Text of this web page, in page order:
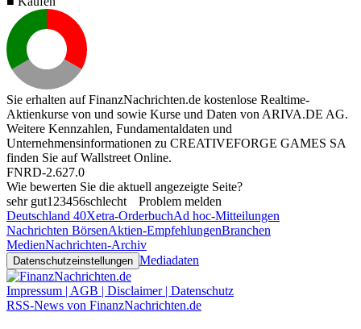
Sie erhalten auf FinanzNachrichten.de kostenlose Realtime-
Aktienkurse von und sowie Kurse und Daten von ARIVA.DE AG.
Weitere Kennzahlen, Fundamentaldaten und
Unternehmensinformationen zu CREATIVEFORGE GAMES SA
finden Sie aufWallstreet Online.
FNRD-2.627.0
Wie bewerten Sie die aktuell angezeigte Seite?
sehr gut1 23456schlecht
Problem melden
Deutschland 40Xetra-OrderbuchAd hoc-Mitteilungen
Nachrichten BörsenAktien-EmpfehlungenBranchen
MedienNachrichten-Archiv
Datenschutzeinstellungen Mediadaten
Impressum | AGB | Disclaimer | Datenschutz
RSS-News von FinanzNachrichten.de